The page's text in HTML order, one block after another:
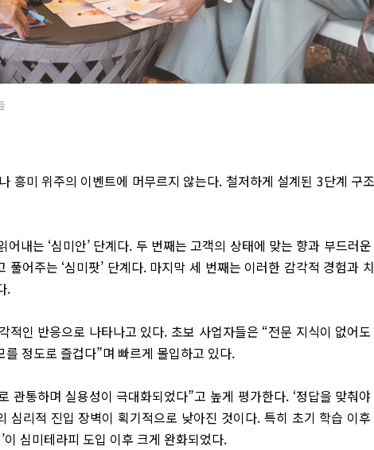
흥미 위주의 이벤트에 머무르지 않는다. 철저하게 설계된 3단계 구
내는 ‘심미안’ 단계다. 두 번째는 고객의 상태에 맞는 향과 부드러
어주는 ‘심미팟’ 단계다. 마지막 세 번째는 이러한 감각적 경험과
.
인 반응으로 나타나고 있다. 초보 사업자들은 “전문 지식이 없어
정도로 즐겁다”며 빠르게 몰입하고 있다.
관통하며 실용성이 극대화되었다”고 높게 평가한다. ‘정답을 맞춰
심리적 진입 장벽이 획기적으로 낮아진 것이다. 특히 초기 학습 이
심미테라피 도입 이후 크게 완화되었다.